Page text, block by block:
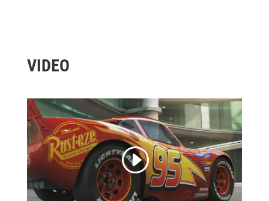
VIDEO